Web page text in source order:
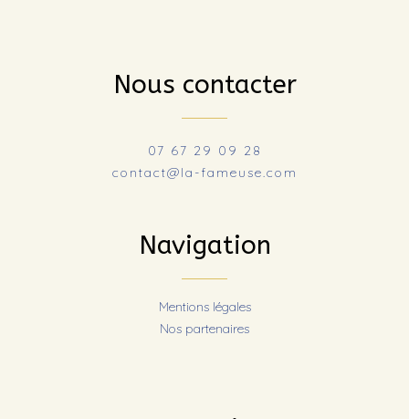
Nous contacter
07 67 29 09 28
contact@la-fameuse.com
Navigation
Mentions légales
Nos partenaires